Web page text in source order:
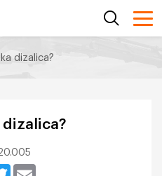
dizalica?
dizalica?
Twitter